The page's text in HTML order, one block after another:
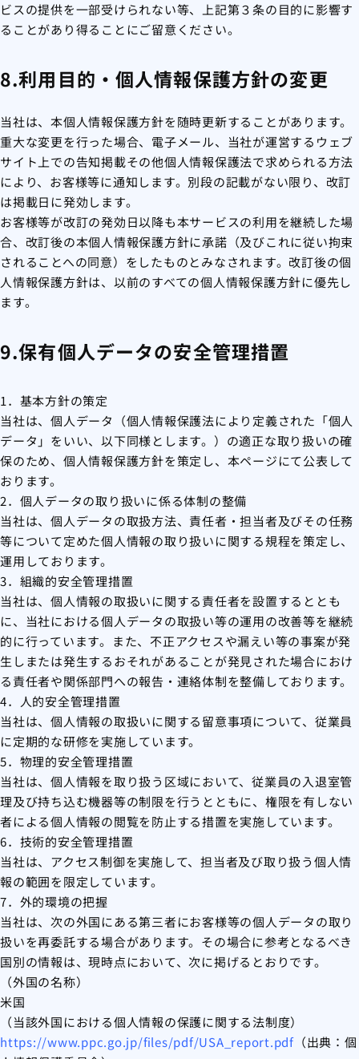
ビスの提供を一部受けられない等、上記第３条の目的に影響す
ることがあり得ることにご留意ください。
8.利用目的・個人情報保護方針の変更
当社は、本個人情報保護方針を随時更新することがあります。
重大な変更を行った場合、電子メール、当社が運営するウェブ
サイト上での告知掲載その他個人情報保護法で求められる方法
により、お客様等に通知します。別段の記載がない限り、改訂
は掲載日に発効します。
お客様等が改訂の発効日以降も本サービスの利用を継続した場
合、改訂後の本個人情報保護方針に承諾（及びこれに従い拘束
されることへの同意）をしたものとみなされます。改訂後の個
人情報保護方針は、以前のすべての個人情報保護方針に優先し
ます。
9.保有個人データの安全管理措置
1．基本方針の策定
当社は、個人データ（個人情報保護法により定義された「個人
データ」をいい、以下同様とします。）の適正な取り扱いの確
保のため、個人情報保護方針を策定し、本ページにて公表して
おります。
2．個人データの取り扱いに係る体制の整備
当社は、個人データの取扱方法、責任者・担当者及びその任務
等について定めた個人情報の取り扱いに関する規程を策定し、
運用しております。
3．組織的安全管理措置
当社は、個人情報の取扱いに関する責任者を設置するととも
に、当社における個人データの取扱い等の運用の改善等を継続
的に行っています。また、不正アクセスや漏えい等の事案が発
生しまたは発生するおそれがあることが発見された場合におけ
る責任者や関係部門への報告・連絡体制を整備しております。
4．人的安全管理措置
当社は、個人情報の取扱いに関する留意事項について、従業員
に定期的な研修を実施しています。
5．物理的安全管理措置
当社は、個人情報を取り扱う区域において、従業員の入退室管
理及び持ち込む機器等の制限を行うとともに、権限を有しない
者による個人情報の閲覧を防止する措置を実施しています。
6．技術的安全管理措置
当社は、アクセス制御を実施して、担当者及び取り扱う個人情
報の範囲を限定しています。
7．外的環境の把握
当社は、次の外国にある第三者にお客様等の個人データの取り
扱いを再委託する場合があります。その場合に参考となるべき
国別の情報は、現時点において、次に掲げるとおりです。
（外国の名称）
米国
（当該外国における個人情報の保護に関する法制度）
https://www.ppc.go.jp/files/pdf/USA_report.pdf（出典：個